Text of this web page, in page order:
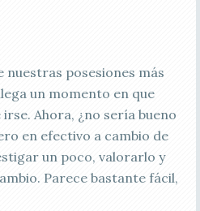
nuestras posesiones más
un momento en que
Ahora, ¿no sería bueno
en efectivo a cambio de
un poco, valorarlo y
Parece bastante fácil,